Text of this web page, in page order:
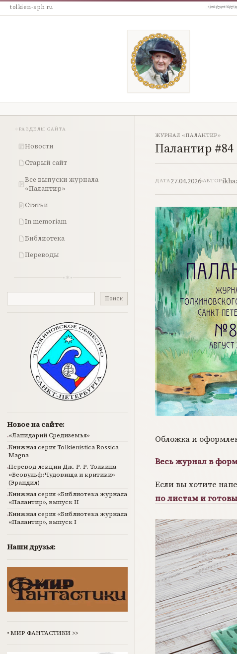
tolkien-spb.ru
РАЗДЕЛЫ САЙТА
Новости
Старый сайт
Все выпуски журнала
«Палантир»
Статьи
In memoriam
Библиотека
Переводы
Поиск
Новое на сайте:
«Лапидарий Средиземья»
Книжная серия Tolkienistica Rossica
Magna
Перевод лекции Дж. Р. Р. Толкина
«Беовульф:Чудовища и критики»
(Эрандил)
Книжная серия «Библиотека журнала
«Палантир», выпуск II
Книжная серия «Библиотека журнала
«Палантир», выпуск I
Наши друзья:
•МИР ФАНТАСТИКИ >>
ЖУРНАЛ «ПАЛАНТИР»
Палантир #84
ДАТА27.04.2026 АВТОР
Обложка и
Весь журнал в
Если вы хотите
по листам и